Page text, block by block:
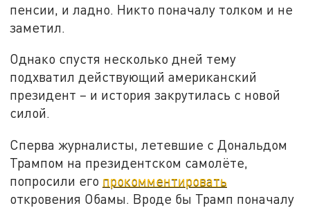
пенсии, и ладно. Никто поначалу толком и не
заметил.
Однако спустя несколько дней тему
подхватил действующий американский
президент – и история закрутилась с новой
силой.
Сперва журналисты, летевшие с Дональдом
Трампом на президентском самолёте,
попросили его прокомментировать
откровения Обамы. Вроде бы Трамп поначалу